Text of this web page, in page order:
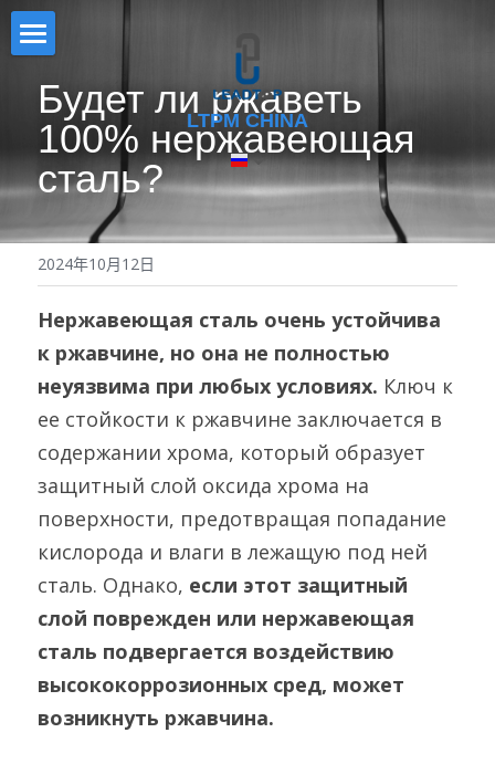
LTPM CHINA
PRODUCT
ФОРМА РЕШЕНИЯ
Раствор в форме капсул
Решение в форме таблетки
Раствор порошковой/гранулирован
СМЕСИТЕЛЬ
Однопуансонный таблеточный прес
ПРЕСС ДЛЯ ТАБЛЕТКИ
АВТОМАТИЧЕСКАЯ МАШИНА ДЛЯ
НАПОЛ
ПОЛУАВТОМАТИЧЕСКИЙ
НАПОЛНИТЕЛЬ
ГРАНУЛЯТОР
АВТОМАТИЧЕСКАЯ ЛИНИЯ
ГРАНУЛЯЦИИ
МАШИНА ДЛЯ КАПСУЛИРОВАНИЯ
МЯГКО
СЕРТИФИКАТ
НОВОСТИ
О НАС
СКАЧАТЬ
ВЫСТАВКА
搜索
Русский
English
Español
СВЯЗАТЬСЯ С НАМИ
Будет ли ржаветь
100% нержавеющая
сталь?
2024年10月12日
Нержавеющая сталь очень устойчива
к ржавчине, но она не полностью
неуязвима при любых условиях. Ключ к
ее стойкости к ржавчине заключается в
содержании хрома, который образует
защитный слой оксида хрома на
поверхности, предотвращая попадание
кислорода и влаги в лежащую под ней
сталь. Однако, если этот защитный
слой поврежден или нержавеющая
сталь подвергается воздействию
высококоррозионных сред, может
возникнуть ржавчина.